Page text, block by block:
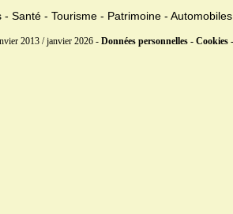
- Santé - Tourisme - Patrimoine - Automobiles
2013 / janvier 2026 - Données personnelles - Cookies